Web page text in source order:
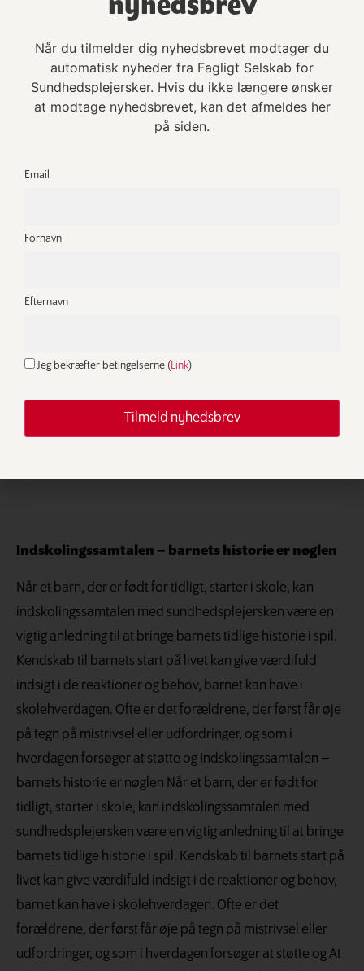
Dansk studie om psykiske lidelser
Et stort dansk-svensk registerstudie viser, at
personer født for tidligt har en øget risiko for
psykiske lidelser senere i livet. Studiet
omfattede over fire millioner mennesker født i
Jo tidligere barnet var født, desto større var
Kilder: D’Onofrio et al., The Lancet Psychiatry,
Indskolingssamtalen – barnets historie er nøglen
Når et barn, der er født for tidligt, starter i skole, kan
indskolingssamtalen med sundhedsplejersken være en
vigtig anledning til at bringe barnets tidlige historie i spil.
Kendskab til barnets start på livet kan give værdifuld
indsigt i de reaktioner og behov, barnet kan have i
skolehverdagen. Ofte er det forældrene, der først får øje
på tegn på mistrivsel eller udfordringer, og som i
hverdagen forsøger at støtte og Indskolingssamtalen –
barnets historie er nøglen Når et barn, der er født for
tidligt, starter i skole, kan indskolingssamtalen med
sundhedsplejersken være en vigtig anledning til at bringe
barnets tidlige historie i spil. Kendskab til barnets start på
livet kan give værdifuld indsigt i de reaktioner og behov,
barnet kan have i skolehverdagen. Ofte er det
forældrene, der først får øje på tegn på mistrivsel eller
udfordringer, og som i hverdagen forsøger at støtte og At
nyhedsbrev
Når du tilmelder dig nyhedsbrevet modtager du
automatisk nyheder fra Fagligt Selskab for
Sundhedsplejersker. Hvis du ikke længere ønsker
at modtage nyhedsbrevet, kan det afmeldes her
på siden.
Email
Fornavn
Efternavn
Jeg bekræfter betingelserne (Link)